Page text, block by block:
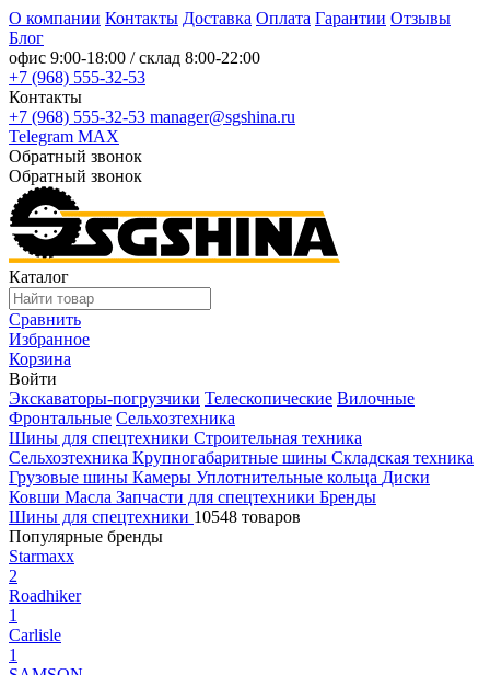
О компании Контакты Доставка Оплата Гарантии Отзывы
Блог
офис 9:00-18:00 / склад 8:00-22:00
+7 (968) 555-32-53
Контакты
+7 (968) 555-32-53 manager@sgshina.ru
Telegram MAX
Обратный звонок
Обратный звонок
Каталог
Сравнить
Избранное
Корзина
Войти
Экскаваторы-погрузчики Телескопические Вилочные
Фронтальные Сельхозтехника
Шины для спецтехники Строительная техника
Сельхозтехника Крупногабаритные шины Складская техника
Грузовые шины Камеры Уплотнительные кольца Диски
Ковши Масла Запчасти для спецтехники Бренды
Шины для спецтехники 10548 товаров
Популярные бренды
Starmaxx
2
Roadhiker
1
Carlisle
1